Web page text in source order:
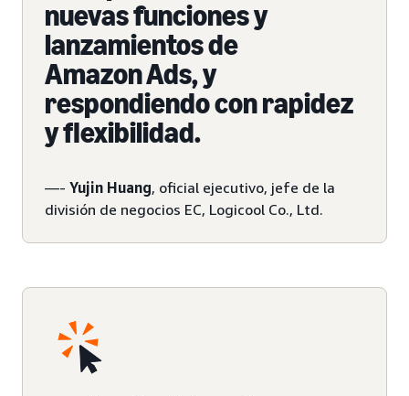
nuevas funciones y
lanzamientos de
Amazon Ads, y
respondiendo con rapidez
y flexibilidad.
—- Yujin Huang, oficial ejecutivo, jefe de la
división de negocios EC, Logicool Co., Ltd.